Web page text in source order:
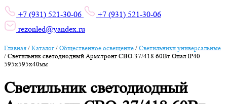
+7 (931) 521-30-06
+7 (931) 521-30-06
rezonled@yandex.ru
Главная / Каталог/ Общественное освещение / Светильники универсальные
/ Светильник светодиодный Армстронг СВО-37/418 60Вт Опал IP40
595х595х40мм
Светильник светодиодный